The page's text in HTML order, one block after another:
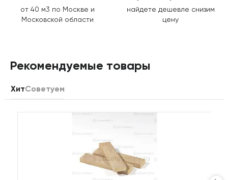
от 40 м3 по Москве и
Московской области
найдете дешевле снизим
цену
Рекомендуемые товары
ХитСоветуем